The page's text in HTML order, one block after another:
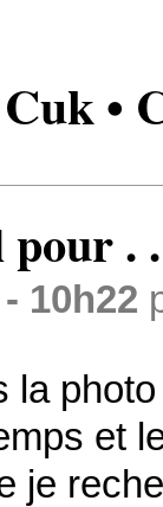
•
.
10h22
la
et
je